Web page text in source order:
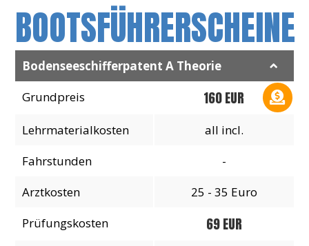
BOOTSFÜHRERSCHEINE
Bodenseeschifferpatent A Theorie
Grundpreis
Lehrmaterialkosten
Fahrstunden
Arztkosten
Prüfungskosten
160 EUR
all incl.
-
25 - 35 Euro
69 EUR